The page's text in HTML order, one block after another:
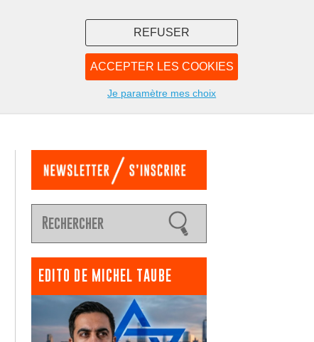
ACCEPTER LES COOKIES
REFUSER
Je paramètre mes choix
NOUS
EDITO DE MICHEL TAUBE